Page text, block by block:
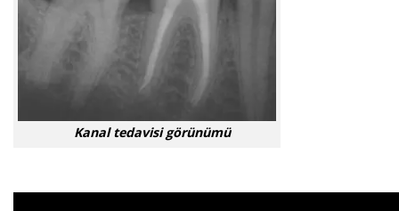
Kanal tedavisi görünümü